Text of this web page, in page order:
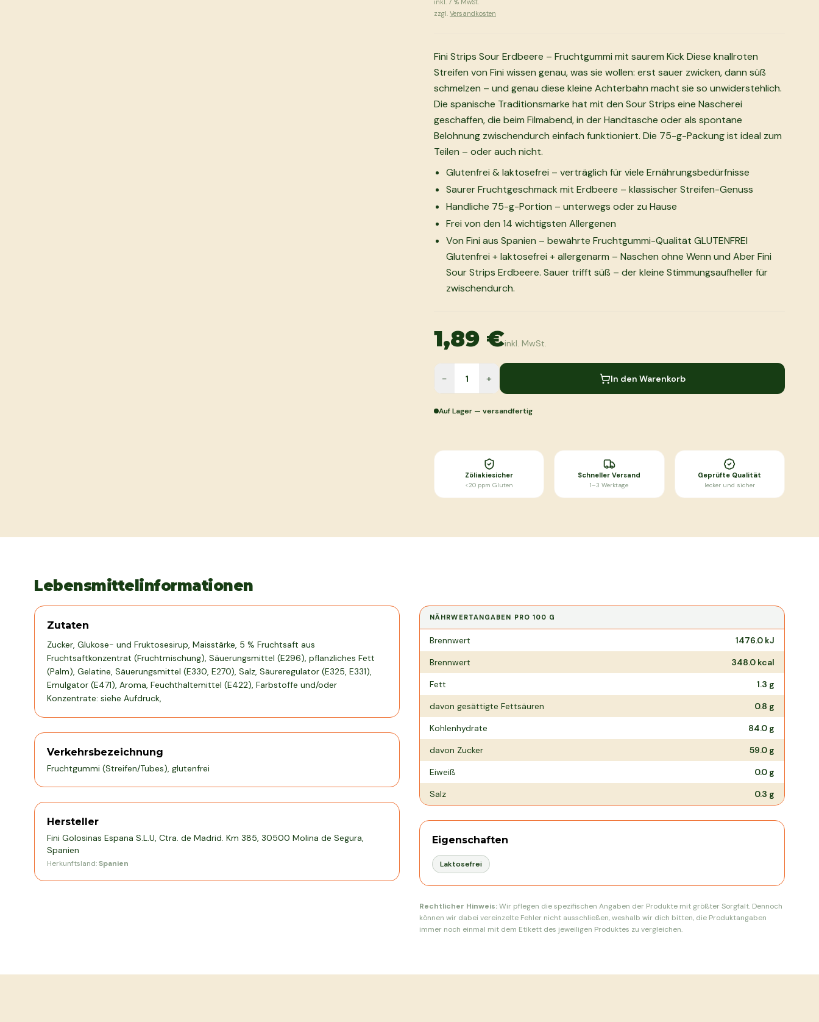
inkl. 7 % MwSt.
zzgl. Versandkosten
Fini Strips Sour Erdbeere – Fruchtgummi mit saurem Kick Diese knallroten
Streifen von Fini wissen genau, was sie wollen: erst sauer zwicken, dann süß
schmelzen – und genau diese kleine Achterbahn macht sie so unwiderstehlich.
Die spanische Traditionsmarke hat mit den Sour Strips eine Nascherei
geschaffen, die beim Filmabend, in der Handtasche oder als spontane
Belohnung zwischendurch einfach funktioniert. Die 75-g-Packung ist ideal zum
Teilen – oder auch nicht.
Glutenfrei & laktosefrei – verträglich für viele Ernährungsbedürfnisse
Saurer Fruchtgeschmack mit Erdbeere – klassischer Streifen-Genuss
Handliche 75-g-Portion – unterwegs oder zu Hause
Frei von den 14 wichtigsten Allergenen
Von Fini aus Spanien – bewährte Fruchtgummi-Qualität GLUTENFREI
Glutenfrei + laktosefrei + allergenarm – Naschen ohne Wenn und Aber Fini
Sour Strips Erdbeere. Sauer trifft süß – der kleine Stimmungsaufheller für
zwischendurch.
1,89 €inkl. MwSt.
− + In den Warenkorb
Auf Lager — versandfertig
Zöliakiesicher
<20 ppm Gluten
Schneller Versand
1–3 Werktage
Geprüfte Qualität
lecker und sicher
Lebensmittelinformationen
Zutaten
Zucker, Glukose- und Fruktosesirup, Maisstärke, 5 % Fruchtsaft aus
Fruchtsaftkonzentrat (Fruchtmischung), Säuerungsmittel (E296), pflanzliches Fett
(Palm), Gelatine, Säuerungsmittel (E330, E270), Salz, Säureregulator (E325, E331),
Emulgator (E471), Aroma, Feuchthaltemittel (E422), Farbstoffe und/oder
Konzentrate: siehe Aufdruck,
Verkehrsbezeichnung
Fruchtgummi (Streifen/Tubes), glutenfrei
Hersteller
Fini Golosinas Espana S.L.U, Ctra. de Madrid. Km 385, 30500 Molina de Segura,
Spanien
Herkunftsland:Spanien
NÄHRWERTANGABEN PRO100 G
Nährwertangaben pro
Brennwert 1476.0 kJ
Brennwert
348.0 kcal
Fett
1.3 g
davon gesättigte Fettsäuren
0.8 g
Kohlenhydrate
84.0 g
davon Zucker
59.0 g
Eiweiß
0.0 g
Salz
0.3 g
Eigenschaften
Laktosefrei
Rechtlicher Hinweis:Wir pflegen die spezifischen Angaben der Produkte mit größter Sorgfalt. Dennoch
können wir dabei vereinzelte Fehler nicht ausschließen, weshalb wir dich bitten, die Produktangaben
immer noch einmal mit dem Etikett des jeweiligen Produktes zu vergleichen.